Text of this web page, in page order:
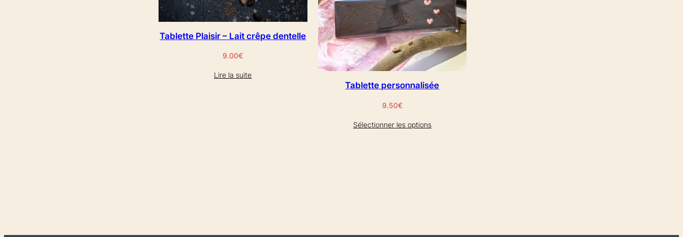
Tablette Plaisir – Lait crêpe dentelle
9.00€
Lire la suite
Tablette personnalisée
9.50€
Sélectionner les options